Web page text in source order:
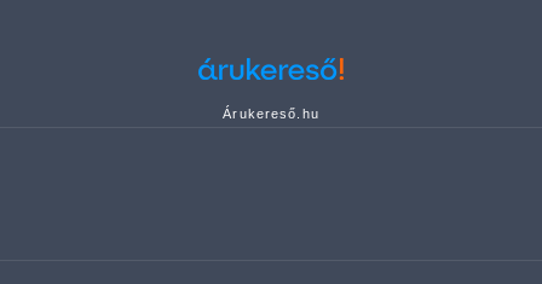
Árukereső.hu